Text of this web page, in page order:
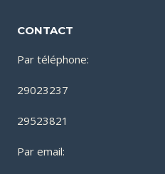
CONTACT
Par téléphone:
29023237
29523821
Par email: